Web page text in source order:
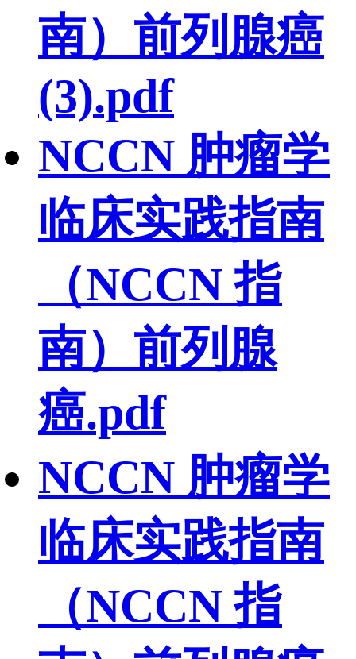
南）前列腺癌
(3).pdf
NCCN 肿瘤学
临床实践指南
（NCCN 指
南）前列腺
癌.pdf
NCCN 肿瘤学
临床实践指南
（NCCN 指